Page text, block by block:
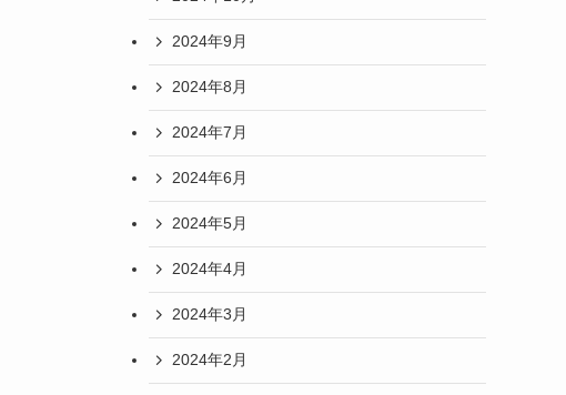
2024年9月
2024年8月
2024年7月
2024年6月
2024年5月
2024年4月
2024年3月
2024年2月